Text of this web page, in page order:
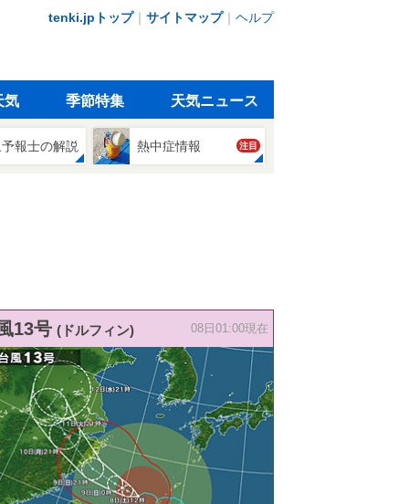
tenki.jpトップ｜ サイトマップ｜ ヘルプ
気 季節特集 天気ニュース
報士の解説 熱中症情報 注目
13号 (ドルフィン) 08日01:00現在